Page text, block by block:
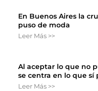
En Buenos Aires la
puso de moda
Leer Más >>
Al aceptar lo que no
se centra en lo que sí
Leer Más >>